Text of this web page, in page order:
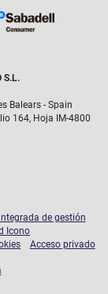
S.L.
Balears - Spain
164, Hoja IM-4800
de gestión
Icono
Acceso privado